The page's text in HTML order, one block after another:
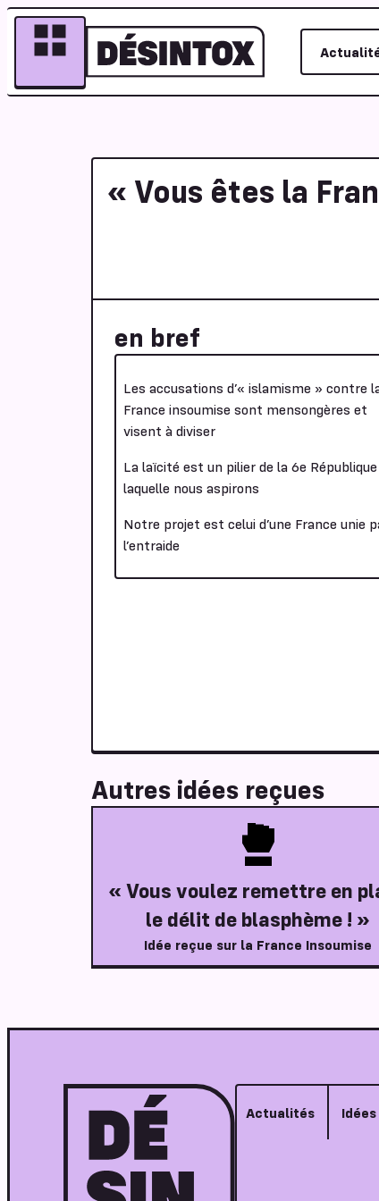
« Vous êtes la
en bref
Les accusations d’« islamisme » contre
France insoumise sont mensongères et
visent à diviser
La laïcité est un pilier de la 6e
laquelle nous aspirons
Notre projet est celui d’une France unie
l’entraide
Autres idées reçues
« Vous voulez remettre en
le délit de blasphème ! »
Idée reçue sur la France Insoumise
Actualités